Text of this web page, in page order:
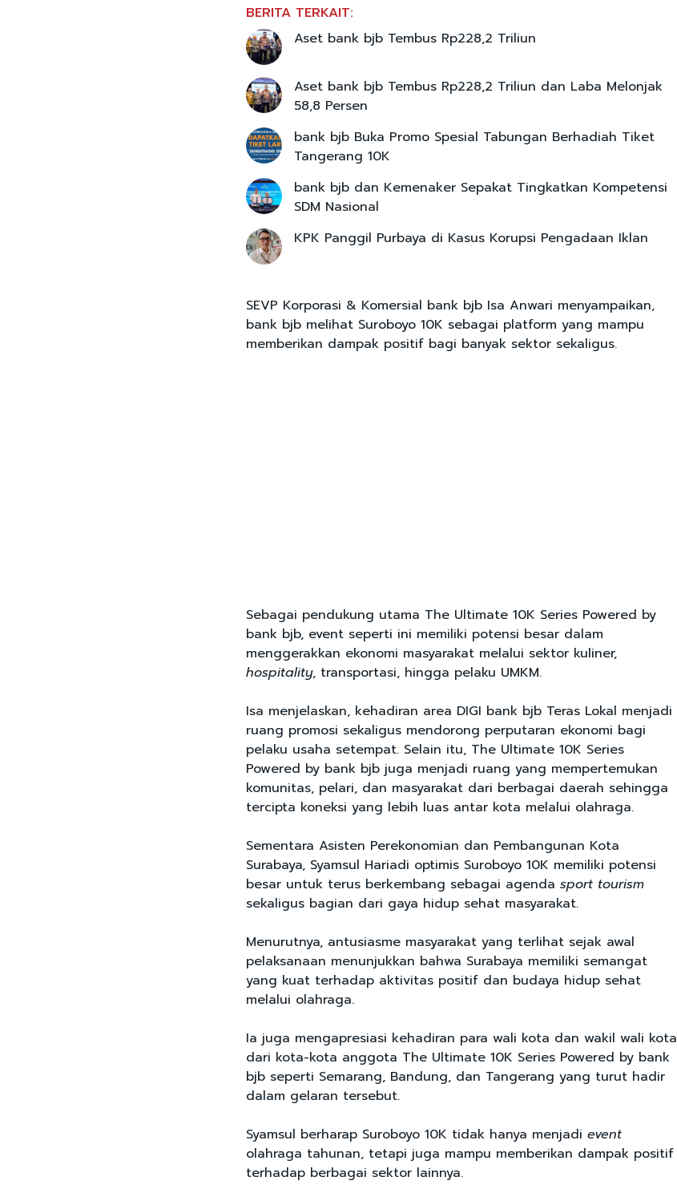
BERITA TERKAIT:
Aset bank bjb Tembus Rp228,2 Triliun
Aset bank bjb Tembus Rp228,2 Triliun dan Laba Melonjak
58,8 Persen
bank bjb Buka Promo Spesial Tabungan Berhadiah Tiket
Tangerang 10K
bank bjb dan Kemenaker Sepakat Tingkatkan Kompetensi
SDM Nasional
KPK Panggil Purbaya di Kasus Korupsi Pengadaan Iklan
SEVP Korporasi & Komersial bank bjb Isa Anwari menyampaikan,
bank bjb melihat Suroboyo 10K sebagai platform yang mampu
memberikan dampak positif bagi banyak sektor sekaligus.
Sebagai pendukung utama The Ultimate 10K Series Powered by
bank bjb, event seperti ini memiliki potensi besar dalam
menggerakkan ekonomi masyarakat melalui sektor kuliner,
hospitality, transportasi, hingga pelaku UMKM.
Isa menjelaskan, kehadiran area DIGI bank bjb Teras Lokal menjadi
ruang promosi sekaligus mendorong perputaran ekonomi bagi
pelaku usaha setempat. Selain itu, The Ultimate 10K Series
Powered by bank bjb juga menjadi ruang yang mempertemukan
komunitas, pelari, dan masyarakat dari berbagai daerah sehingga
tercipta koneksi yang lebih luas antar kota melalui olahraga.
Sementara Asisten Perekonomian dan Pembangunan Kota
Surabaya, Syamsul Hariadi optimis Suroboyo 10K memiliki potensi
besar untuk terus berkembang sebagai agenda sport tourism
sekaligus bagian dari gaya hidup sehat masyarakat.
Menurutnya, antusiasme masyarakat yang terlihat sejak awal
pelaksanaan menunjukkan bahwa Surabaya memiliki semangat
yang kuat terhadap aktivitas positif dan budaya hidup sehat
melalui olahraga.
Ia juga mengapresiasi kehadiran para wali kota dan wakil wali kota
dari kota-kota anggota The Ultimate 10K Series Powered by bank
bjb seperti Semarang, Bandung, dan Tangerang yang turut hadir
dalam gelaran tersebut.
Syamsul berharap Suroboyo 10K tidak hanya menjadi event
olahraga tahunan, tetapi juga mampu memberikan dampak positif
terhadap berbagai sektor lainnya.